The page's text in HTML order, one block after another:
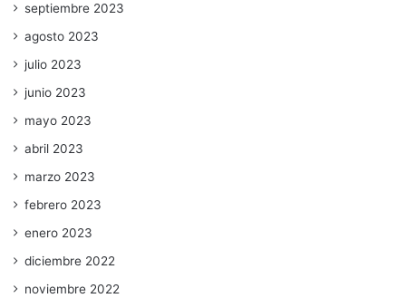
septiembre 2023
agosto 2023
julio 2023
junio 2023
mayo 2023
abril 2023
marzo 2023
febrero 2023
enero 2023
diciembre 2022
noviembre 2022